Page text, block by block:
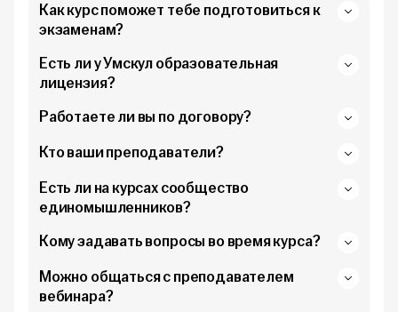
Как курс поможет тебе подготовиться к
экзаменам?
Есть ли у Умскул образовательная
лицензия?
Работаете ли вы по договору?
Кто ваши преподаватели?
Есть ли на курсах сообщество
единомышленников?
Кому задавать вопросы во время курса?
Можно общаться с преподавателем
вебинара?